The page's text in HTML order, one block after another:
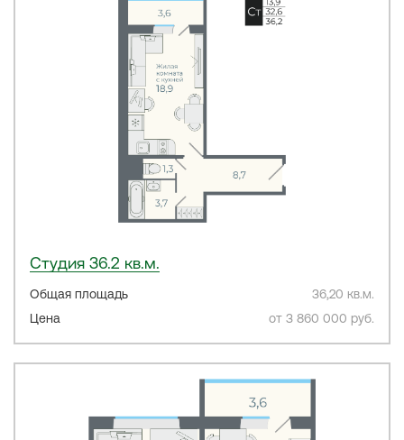
Студия 36.2 кв.м.
Общая площадь
36,20 кв.м.
Цена
от 3 860 000 руб.